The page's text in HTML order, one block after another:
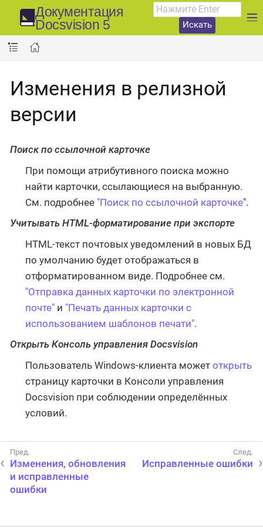
Документация
Docsvision 5
Искать
Изменения в релизной
версии
Поиск по ссылочной карточке
При помощи атрибутивного поиска можно
найти карточки, ссылающиеся на выбранную.
См. подробнее "Поиск по ссылочной карточке".
Учитывать HTML-форматирование при экспорте
HTML-текст почтовых уведомлений в новых БД
по умолчанию будет отображаться в
отформатированном виде. Подробнее см.
"Отправка данных карточки по электронной
почте"и "Печать данных карточки с
использованием шаблонов печати".
Открыть Консоль управления Docsvision
Пользователь Windows-клиента может открыть
страницу карточки в Консоли управления
Docsvision при соблюдении определённых
условий.
Изменения, обновления
и исправленные
ошибки
Исправленные ошибки